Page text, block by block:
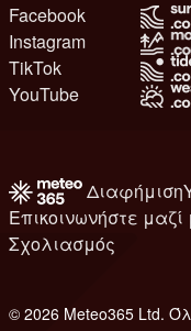
Facebook
Instagram
TikTok
YouTube
Διαφήμιση
Επικοινωνήστε
Σχολιασμός
© 2026 Meteo365 Ltd.